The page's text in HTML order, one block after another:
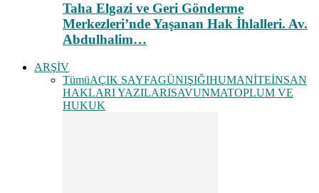
Taha Elgazi ve Geri Gönderme
Merkezleri’nde Yaşanan Hak İhlalleri. Av.
Abdulhalim…
ARŞİV
TümüAÇIK SAYFAGÜNIŞIĞIHUMANİTEİNSAN
HAKLARI YAZILARISAVUNMATOPLUM VE
HUKUK